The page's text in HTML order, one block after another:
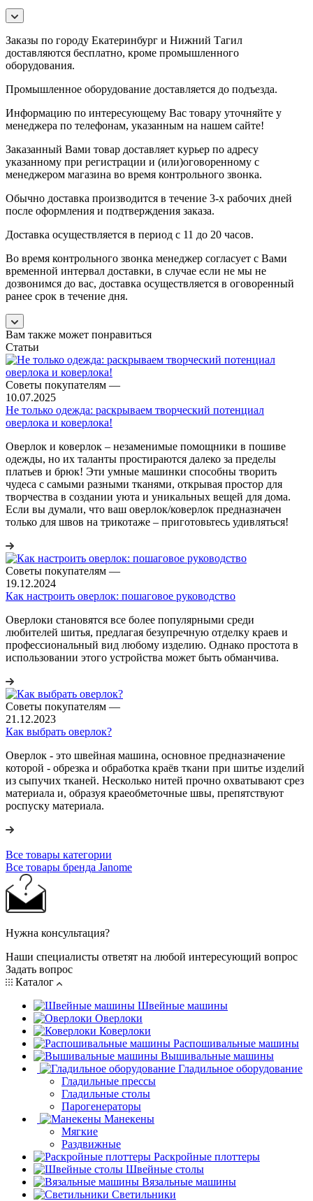
Заказы по городу Екатеринбург и Нижний Тагил
доставляются бесплатно, кроме промышленного
оборудования.
Промышленное оборудование доставляется до подъезда.
Информацию по интересующему Вас товару уточняйте у
менеджера по телефонам, указанным на нашем сайте!
Заказанный Вами товар доставляет курьер по адресу
указанному при регистрации и (или)оговоренному с
менеджером магазина во время контрольного звонка.
Обычно доставка производится в течение 3-х рабочих дней
после оформления и подтверждения заказа.
Доставка осуществляется в период с 11 до 20 часов.
Во время контрольного звонка менеджер согласует с Вами
временной интервал доставки, в случае если не мы не
дозвонимся до вас, доставка осуществляется в оговоренный
ранее срок в течение дня.
Вам также может понравиться
Статьи
Советы покупателям —
10.07.2025
Не только одежда: раскрываем творческий потенциал
оверлока и коверлока!
Оверлок и коверлок – незаменимые помощники в пошиве
одежды, но их таланты простираются далеко за пределы
платьев и брюк! Эти умные машинки способны творить
чудеса с самыми разными тканями, открывая простор для
творчества в создании уюта и уникальных вещей для дома.
Если вы думали, что ваш оверлок/коверлок предназначен
только для швов на трикотаже – приготовьтесь удивляться!
Советы покупателям —
19.12.2024
Как настроить оверлок: пошаговое руководство
Оверлоки становятся все более популярными среди
любителей шитья, предлагая безупречную отделку краев и
профессиональный вид любому изделию. Однако простота в
использовании этого устройства может быть обманчива.
Советы покупателям —
21.12.2023
Как выбрать оверлок?
Оверлок - это швейная машина, основное предназначение
которой - обрезка и обработка краёв ткани при шитье изделий
из сыпучих тканей. Несколько нитей прочно охватывают срез
материала и, образуя краеобметочные швы, препятствуют
роспуску материала.
Все товары категории
Все товары бренда Janome
Нужна консультация?
Наши специалисты ответят на любой интересующий вопрос
Задать вопрос
Каталог
Швейные машины
Оверлоки
Коверлоки
Распошивальные машины
Вышивальные машины
Гладильное оборудование
Гладильные прессы
Гладильные столы
Парогенераторы
Манекены
Мягкие
Раздвижные
Раскройные плоттеры
Швейные столы
Вязальные машины
Светильники